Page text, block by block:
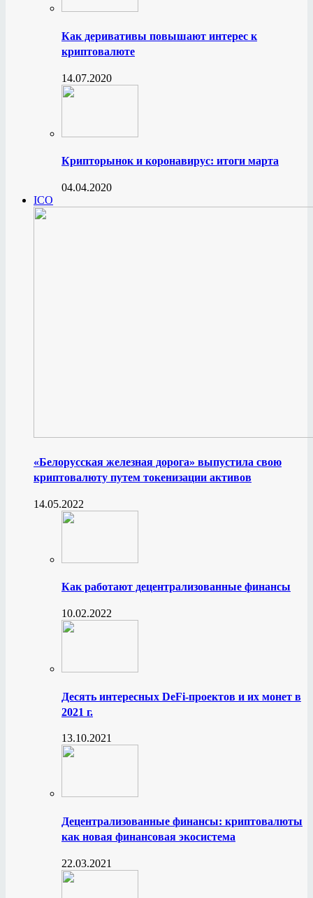
Как деривативы повышают интерес к
криптовалюте
14.07.2020
Крипторынок и коронавирус: итоги марта
04.04.2020
ICO
«Белорусская железная дорога» выпустила свою
криптовалюту путем токенизации активов
14.05.2022
Как работают децентрализованные финансы
10.02.2022
Десять интересных DeFi-проектов и их монет в
2021 г.
13.10.2021
Децентрализованные финансы: криптовалюты
как новая финансовая экосистема
22.03.2021